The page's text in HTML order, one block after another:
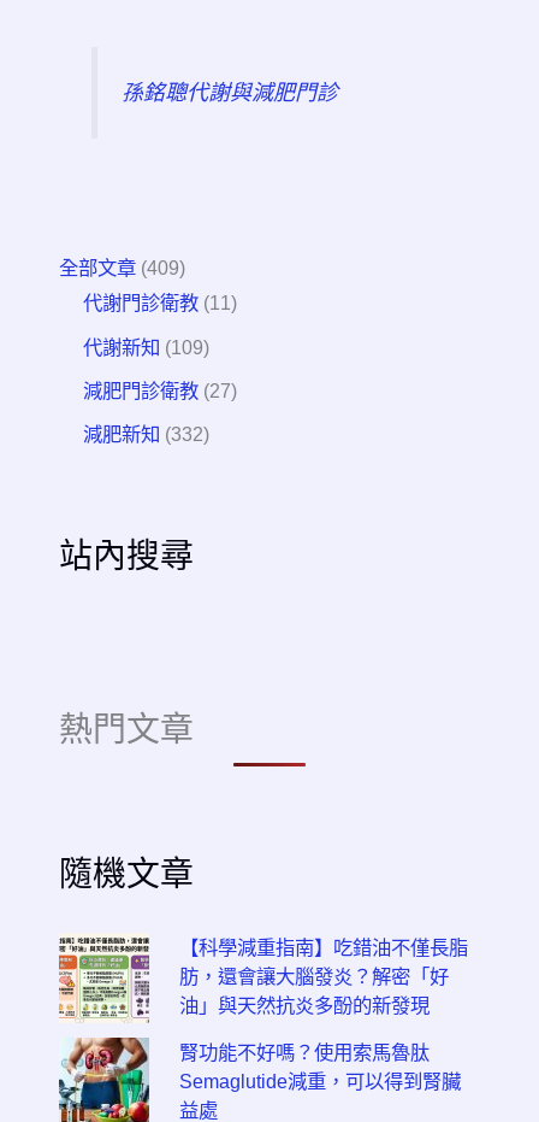
孫銘聰代謝與減肥門診
全部文章 (409)
代謝門診衛教 (11)
代謝新知 (109)
減肥門診衛教 (27)
減肥新知 (332)
站內搜尋
熱門文章
隨機文章
【科學減重指南】吃錯油不僅長脂
肪，還會讓大腦發炎？解密「好
油」與天然抗炎多酚的新發現
腎功能不好嗎？使用索馬魯肽
Semaglutide減重，可以得到腎臟
益處